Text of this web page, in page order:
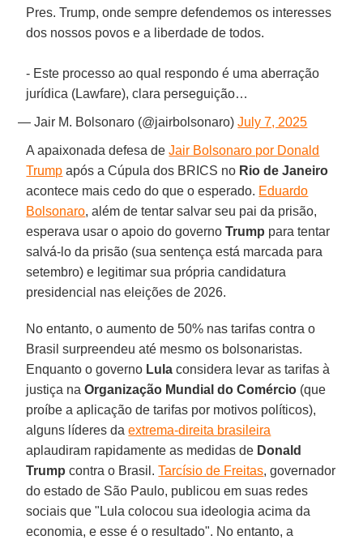
Pres. Trump, onde sempre defendemos os interesses
dos nossos povos e a liberdade de todos.
- Este processo ao qual respondo é uma aberração
jurídica (Lawfare), clara perseguição…
— Jair M. Bolsonaro (@jairbolsonaro)July 7, 2025
A apaixonada defesa deJair Bolsonaro por Donald
Trump após a Cúpula dos BRICS no Rio de Janeiro
acontece mais cedo do que o esperado. Eduardo
Bolsonaro, além de tentar salvar seu pai da prisão,
esperava usar o apoio do governoTrump para tentar
salvá-lo da prisão (sua sentença está marcada para
setembro) e legitimar sua própria candidatura
presidencial nas eleições de 2026.
No entanto, o aumento de 50% nas tarifas contra o
Brasil surpreendeu até mesmo os bolsonaristas.
Enquanto o governo Lula considera levar as tarifas à
justiça naOrganização Mundial do Comércio (que
proíbe a aplicação de tarifas por motivos políticos),
alguns líderes daextrema-direita brasileira
aplaudiram rapidamente as medidas de Donald
Trump contra o Brasil.Tarcísio de Freitas, governador
do estado de São Paulo, publicou em suas redes
sociais que "Lula colocou sua ideologia acima da
economia, e esse é o resultado". No entanto, a